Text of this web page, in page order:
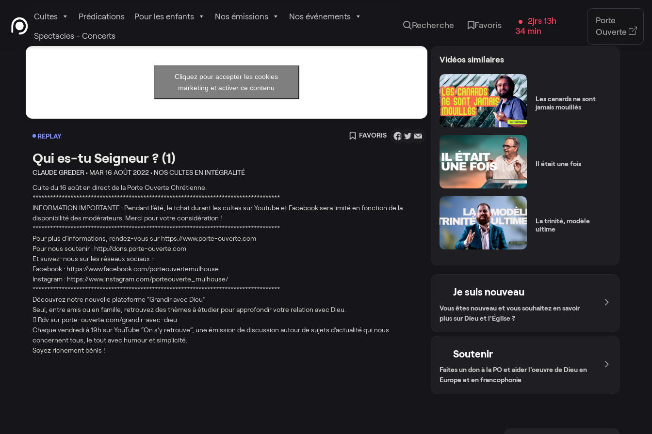
Cultes Prédications Pour les enfants Nos émissions Nos événements
Spectacles - Concerts
Recherche Favoris
2jrs 13h
34 min
Porte
Ouverte
Cliquez pour accepter les cookies
marketing et activer ce contenu
REPLAY FAVORIS
Qui es-tu Seigneur ? (1)
CLAUDE GREDER • MAR 16 AOÛT 2022 • NOS CULTES EN INTÉGRALITÉ
Culte du 16 août en direct de la Porte Ouverte Chrétienne.
*************************************************************************************
INFORMATION IMPORTANTE : Pendant l’été, le tchat durant les cultes sur Youtube et Facebook sera limité en fonction de la
disponibilité des modérateurs. Merci pour votre considération !
*************************************************************************************
Pour plus d’informations, rendez-vous sur https://www.porte-ouverte.com​
Pour nous soutenir : http://dons.porte-ouverte.com
Et suivez-nous sur les réseaux sociaux :
Facebook : https://www.facebook.com/porteouvertemulhouse
Instagram : https://www.instagram.com/porteouverte_mulhouse/
*************************************************************************************
Découvrez notre nouvelle plateforme “Grandir avec Dieu”
Seul, entre amis ou en famille, retrouvez des thèmes à étudier pour approfondir votre relation avec Dieu.
 Rdv sur porte-ouverte.com/grandir-avec-dieu
Chaque vendredi à 19h sur YouTube “On s’y retrouve”, une émission de discussion autour de sujets d’actualité qui nous
concernent tous, le tout avec humour et simplicité.
Soyez richement bénis !
Vidéos similaires
Les canards ne sont
jamais mouillés
Il était une fois
La trinité, modèle
ultime
Je suis nouveau
Vous êtes nouveau et vous souhaitez en savoir
plus sur Dieu et l'Église ?
Soutenir
Faites un don à la PO et aider l'oeuvre de Dieu en
Europe et en francophonie